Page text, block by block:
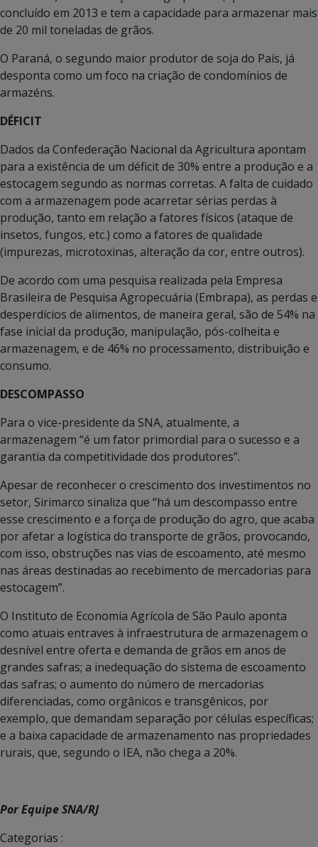
concluído em 2013 e tem a capacidade para armazenar mais
de 20 mil toneladas de grãos.
O Paraná, o segundo maior produtor de soja do País, já
desponta como um foco na criação de condomínios de
armazéns.
DÉFICIT
Dados da Confederação Nacional da Agricultura apontam
para a existência de um déficit de 30% entre a produção e a
estocagem segundo as normas corretas. A falta de cuidado
com a armazenagem pode acarretar sérias perdas à
produção, tanto em relação a fatores físicos (ataque de
insetos, fungos, etc.) como a fatores de qualidade
(impurezas, microtoxinas, alteração da cor, entre outros).
De acordo com uma pesquisa realizada pela Empresa
Brasileira de Pesquisa Agropecuária (Embrapa), as perdas e
desperdícios de alimentos, de maneira geral, são de 54% na
fase inicial da produção, manipulação, pós-colheita e
armazenagem, e de 46% no processamento, distribuição e
consumo.
DESCOMPASSO
Para o vice-presidente da SNA, atualmente, a
armazenagem “é um fator primordial para o sucesso e a
garantia da competitividade dos produtores”.
Apesar de reconhecer o crescimento dos investimentos no
setor, Sirimarco sinaliza que “há um descompasso entre
esse crescimento e a força de produção do agro, que acaba
por afetar a logística do transporte de grãos, provocando,
com isso, obstruções nas vias de escoamento, até mesmo
nas áreas destinadas ao recebimento de mercadorias para
estocagem”.
O Instituto de Economia Agrícola de São Paulo aponta
como atuais entraves à infraestrutura de armazenagem o
desnível entre oferta e demanda de grãos em anos de
grandes safras; a inedequação do sistema de escoamento
das safras; o aumento do número de mercadorias
diferenciadas, como orgânicos e transgênicos, por
exemplo, que demandam separação por células específicas;
e a baixa capacidade de armazenamento nas propriedades
rurais, que, segundo o IEA, não chega a 20%.
Por Equipe SNA/RJ
Categorias :